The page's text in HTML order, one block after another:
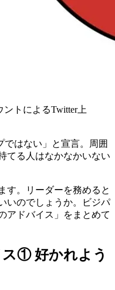
ントによるTwitter上
はない」と宣言。
周囲
てる人はなかなかいない
す。リーダーを務めると
いのでしょうか。ビジパ
アドバイス」をまとめて
① 好かれよう